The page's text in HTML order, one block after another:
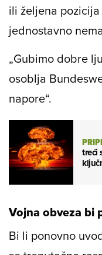
ili željena
jednostavno
„Gubimo dobre
osoblja
napore“.
treći
Vojna obveza bi
Bi li ponovno